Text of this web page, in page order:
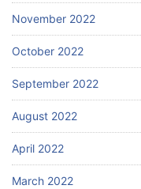
November 2022
October 2022
September 2022
August 2022
April 2022
March 2022